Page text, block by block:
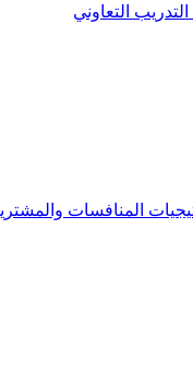
التدريب التعاوني
المنافسات